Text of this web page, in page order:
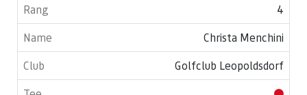
4
Christa Menchini
Golfclub Leopoldsdorf